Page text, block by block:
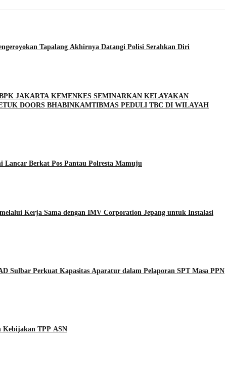
Tapalang Akhirnya Datangi Polisi Serahkan Diri
JAKARTA KEMENKES SEMINARKAN KELAYAKAN
DOORS BHABINKAMTIBMAS PEDULI TBC DI WILAYAH
Berkat Pos Pantau Polresta Mamuju
Kerja Sama dengan IMV Corporation Jepang untuk Instalasi
Sulbar Perkuat Kapasitas Aparatur dalam Pelaporan SPT Masa PPN
Kebijakan TPP ASN